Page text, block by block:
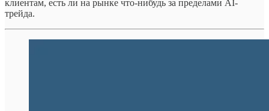
клиентам, есть ли на рынке что-нибудь за пределами AI-
трейда.